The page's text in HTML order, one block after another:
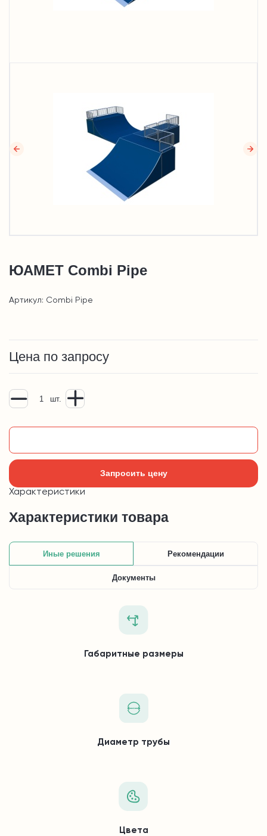
ЮАМЕТ Combi Pipe
Артикул: Combi Pipe
Цена по запросу
шт.
Запросить цену
Характеристики
Характеристики товара
Иные решения Рекомендации
Документы
Габаритные размеры
Диаметр трубы
Цвета